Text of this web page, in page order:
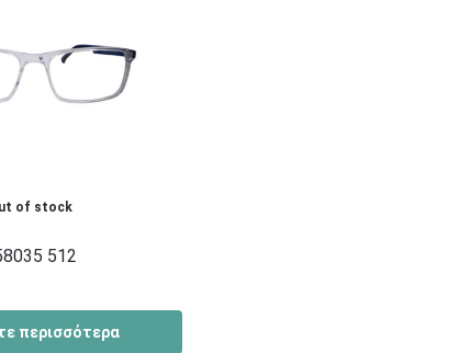
of stock
512
περισσότερα